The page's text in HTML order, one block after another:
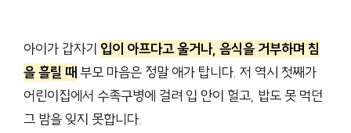
아이가 갑자기 입이 아프다고 울거나, 음식을 거부하며 침
을 흘릴 때부모 마음은 정말 애가 탑니다. 저 역시 첫째가
어린이집에서 수족구병에 걸려 입 안이 헐고, 밥도 못 먹던
그 밤을 잊지 못합니다.